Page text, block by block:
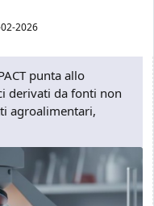
2026
punta allo
derivati da fonti non
agroalimentari,